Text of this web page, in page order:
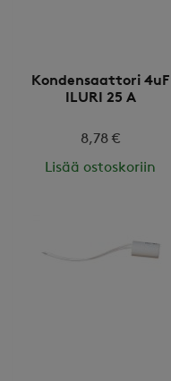
Kondensaattori 4uF
ILURI 25 A
8,78 €
Lisää ostoskoriin